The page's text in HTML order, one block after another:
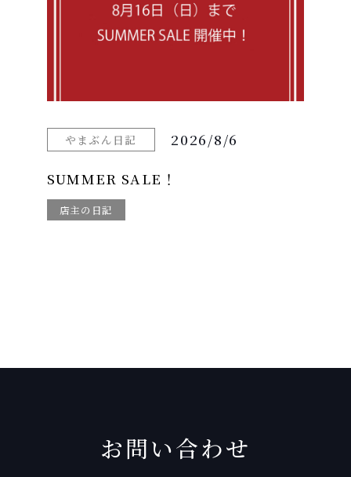
やまぶん日記 2026/8/6
SUMMER SALE！
店主の日記
お問い合わせ